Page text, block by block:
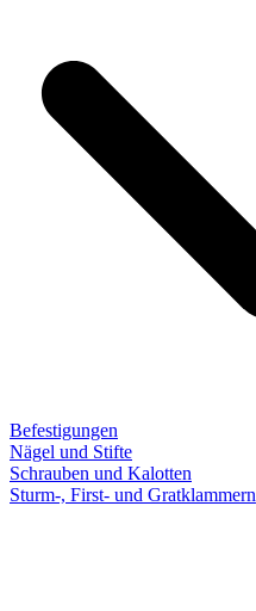
Befestigungen
Nägel und Stifte
Schrauben und Kalotten
Sturm-, First- und Gratklammern